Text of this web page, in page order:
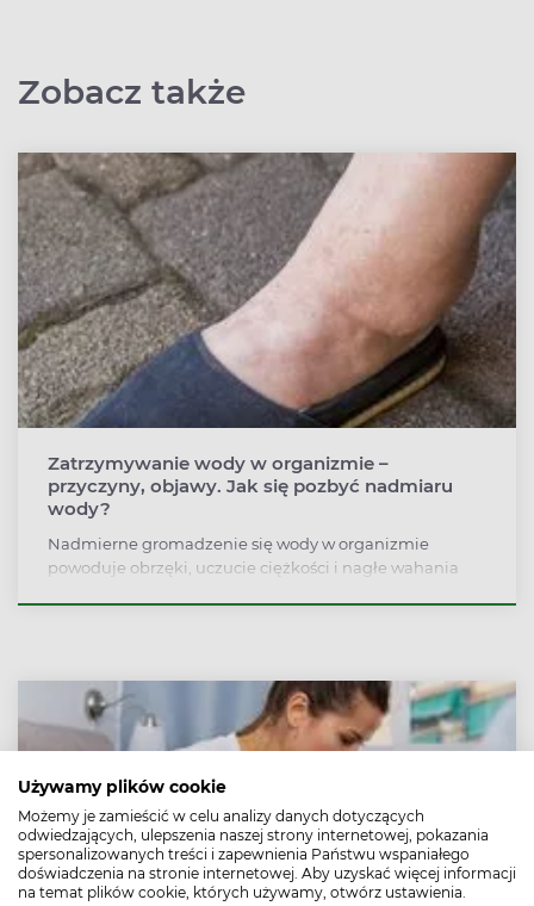
Używamy plików cookie
Możemy je zamieścić w celu analizy danych dotyczących
odwiedzających, ulepszenia naszej strony internetowej, pokazania
spersonalizowanych treści i zapewnienia Państwu wspaniałego
doświadczenia na stronie internetowej. Aby uzyskać więcej informacji
na temat plików cookie, których używamy, otwórz ustawienia.
Zobacz także
Zatrzymywanie wody w organizmie –
przyczyny, objawy. Jak się pozbyć nadmiaru
wody?
Nadmierne gromadzenie się wody w organizmie
powoduje obrzęki, uczucie ciężkości i nagłe wahania
w diecie i stylu życia pomagają zmniejszyć retencję
płynów.